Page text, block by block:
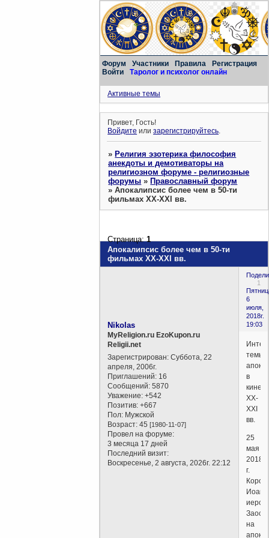
Форум Участники Правила
Регистрация
Войти
Таролог и психолог онлайн
Активные темы
Привет, Гость!
Войдите илизарегистрируйтесь.
»Религия эзотерика философия
анекдоты и демотиваторы на
религиозном форуме - религиозные
форумы »Православный форум
»Апокалипсис более чем в 50-ти
фильмах XX-XXI вв.
Апокалипсис более чем в 50-ти
фильмах XX-XXI вв.
Страница:1
1
6
июля,
2018г.
19:03
Nikolas
MyReligion.ru EzoKupon.ru
Religii.net
Зарегистрирован: Суббота, 22
апреля, 2006г.
Приглашений: 16
Сообщений: 5870
Уважение: +542
Позитив: +667
Пол: Мужской
Возраст: 45[1980-11-07]
Провел на форуме:
3 месяца 17 дней
Последний визит:
Воскресенье, 2 августа, 2026г. 22:12
темы
в
XX-
XXI
вв.
25
мая
2018
г.
на